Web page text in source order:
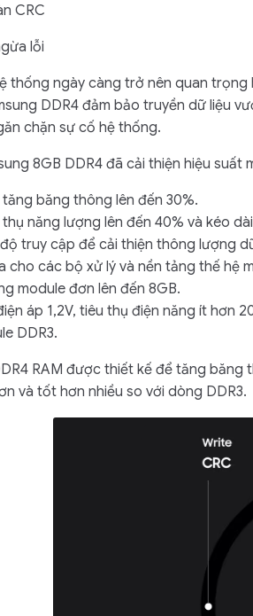
CRC
lỗi
thống ngày càng trở nên quan
DDR4 đảm bảo truyền dữ liệu
chặn sự cố hệ thống.
8GB DDR4 đã cải thiện hiệu
tăng băng thông lên đến 30%.
năng lượng lên đến 40% và kéo
truy cập để cải thiện thông lượng
cho các bộ xử lý và nền tảng thế hệ
module đơn lên đến 8GB.
áp 1,2V, tiêu thụ điện năng ít hơn
DDR3.
RAM được thiết kế để tăng
và tốt hơn nhiều so với dòng DDR3.